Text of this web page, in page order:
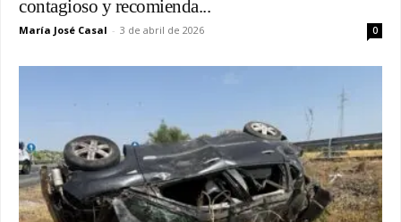
contagioso y recomienda...
María José Casal - 3 de abril de 2026 0